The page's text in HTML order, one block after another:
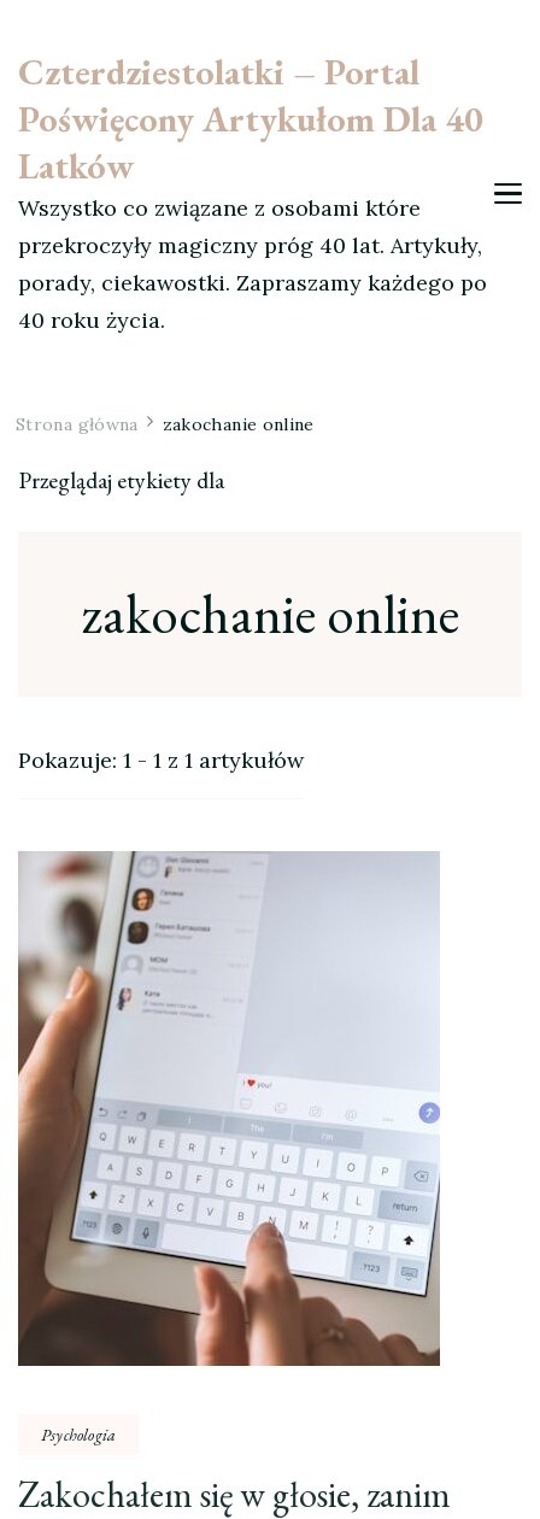
Czterdziestolatki – Portal
Poświęcony Artykułom Dla 40
Latków
Wszystko co związane z osobami które
przekroczyły magiczny próg 40 lat. Artykuły,
porady, ciekawostki. Zapraszamy każdego po
40 roku życia.
Strona główna zakochanie online
Przeglądaj etykiety dla
zakochanie online
Pokazuje: 1 - 1 z 1 artykułów
Psychologia
Zakochałem się w głosie, zanim